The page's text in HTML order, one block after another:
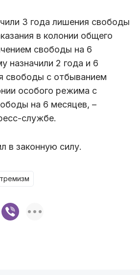
3 года лишения свободы
в колонии общего
свободы на 6
назначили 2 года и 6
свободы с отбыванием
особого режима с
на 6 месяцев, –
службе.
в законную силу.